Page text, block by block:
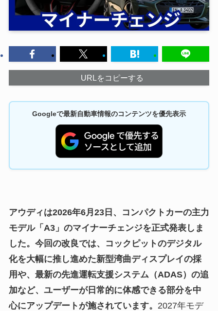
URLをコピーする
Googleで最新自動車情報のコンテンツを優先表示
アウディは2026年6月23日、コンパクトカーの主力
モデル「A3」のマイナーチェンジを正式発表しま
した。今回の改良では、コックピットのデジタル
化を大幅に推し進めた新型湾曲ディスプレイの採
用や、最新の先進運転支援システム（ADAS）の追
加など、ユーザーが日常的に体感できる部分を中
心にアップデートが施されています。 2027年モデ